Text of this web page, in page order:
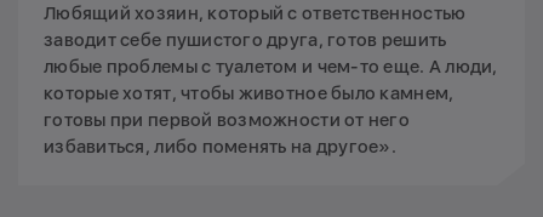
Любящий хозяин, который с ответственностью
заводит себе пушистого друга, готов решить
любые проблемы с туалетом и чем-то еще. А люди,
которые хотят, чтобы животное было камнем,
готовы при первой возможности от него
избавиться, либо поменять на другое».